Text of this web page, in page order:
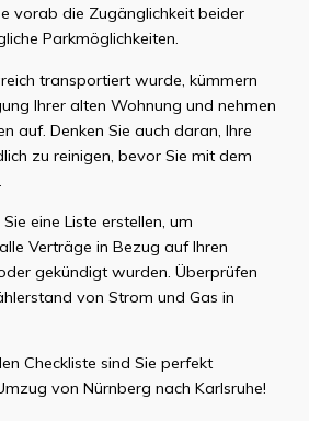
vorab die Zugänglichkeit beider
Parkmöglichkeiten.
transportiert wurde, kümmern
Ihrer alten Wohnung und nehmen
auf. Denken Sie auch daran, Ihre
zu reinigen, bevor Sie mit dem
eine Liste erstellen, um
Verträge in Bezug auf Ihren
gekündigt wurden. Überprüfen
von Strom und Gas in
Checkliste sind Sie perfekt
von Nürnberg nach Karlsruhe!